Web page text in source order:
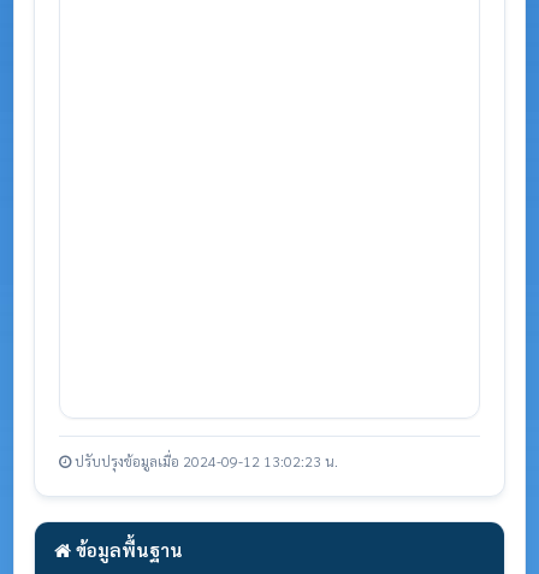
ข้อมูลพื้นฐาน
ปรับปรุงข้อมูลเมื่อ 2024-09-12 13:02:23 น.